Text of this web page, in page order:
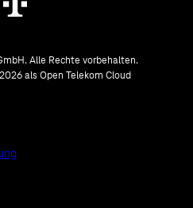
Alle Rechte vorbehalten.
als Open Telekom Cloud